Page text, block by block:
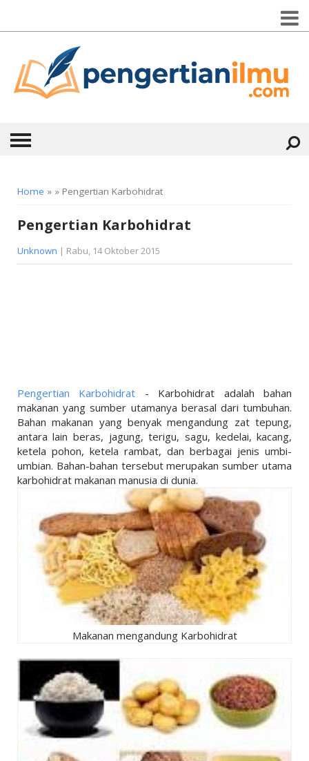
KONTAK
TEKNOLOGI
EKONOMI
OLAHRAGA
SOSIAL
Home » » Pengertian Karbohidrat
Pengertian Karbohidrat
Unknown | Rabu, 14 Oktober 2015
Pengertian Karbohidrat - Karbohidrat adalah bahan
makanan yang sumber utamanya berasal dari tumbuhan.
Bahan makanan yang benyak mengandung zat tepung,
antara lain beras, jagung, terigu, sagu, kedelai, kacang,
ketela pohon, ketela rambat, dan berbagai jenis umbi-
umbian. Bahan-bahan tersebut merupakan sumber utama
karbohidrat makanan manusia di dunia.
Makanan mengandung Karbohidrat